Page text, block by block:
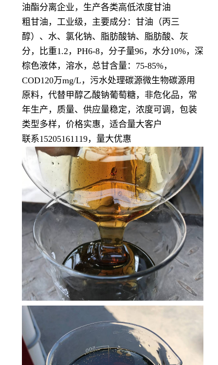
油酯分离企业，生产各类高低浓度甘油
粗甘油，工业级，主要成分：甘油（丙三
醇）、水、氯化钠、脂肪酸钠、脂肪酸、灰
分，比重1.2，PH6-8，分子量96，水分10%，深
棕色液体，溶水，总甘含量：75-85%，
COD120万mg/L，污水处理碳源微生物碳源用
原料，代替甲醇乙酸钠葡萄糖，非危化品，常
年生产，质量、供应量稳定，浓度可调，包装
类型多样，价格实惠，适合量大客户
联系15205161119，量大优惠